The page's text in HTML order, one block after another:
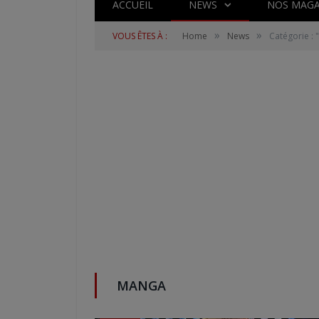
ACCUEIL NEWS NOS
VOUS ÊTES À : Home » News » Catégorie :
MANGA